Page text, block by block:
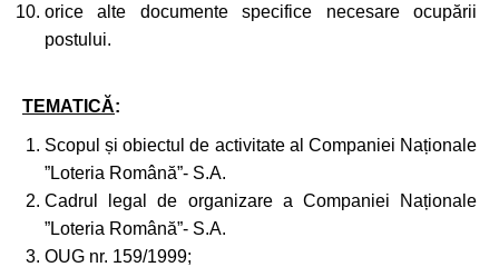
orice alte documente specifice necesare ocupării
postului.
TEMATICĂ:
Scopul și obiectul de activitate al Companiei Naționale
”Loteria Română”- S.A.
Cadrul legal de organizare a Companiei Naționale
”Loteria Română”- S.A.
OUG nr. 159/1999;